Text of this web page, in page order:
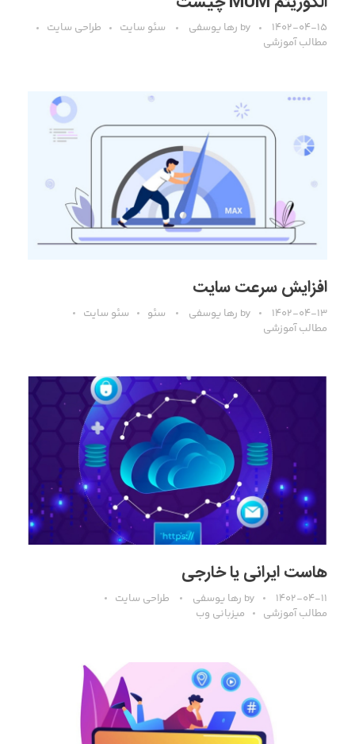
۱۴۰۲-۰۴-۱۵ by رها یوسفی سئو سایت
طراحی سایت
مطالب آموزشی
افزایش سرعت سایت
۱۴۰۲-۰۴-۱۳ by رها یوسفی سئو
سئو سایت
مطالب آموزشی
هاست ایرانی یا خارجی
۱۴۰۲-۰۴-۱۱ by رها یوسفی
طراحی سایت
مطالب آموزشی
میزبانی وب